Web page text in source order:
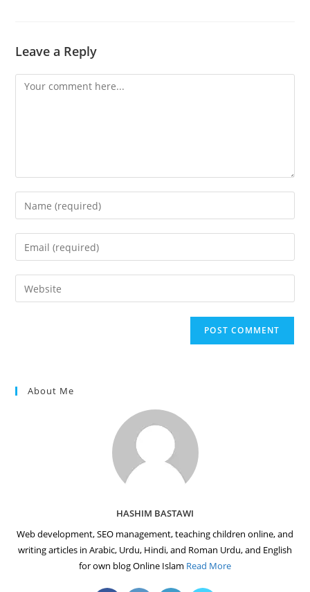
Leave a Reply
Comment
Enter
your
name
comment
Enter
your
email
address
Enter
your
About Me
HASHIM BASTAWI
Web development, SEO management, teaching children online, and
writing articles in Arabic, Urdu, Hindi, and Roman Urdu, and English
for own blog Online Islam Read More